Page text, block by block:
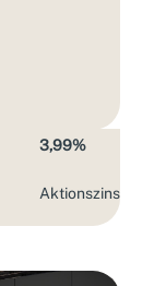
3,99%
Aktions­zins